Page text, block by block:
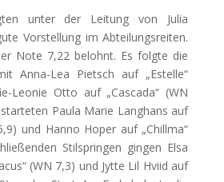
unter der Leitung von Julia
Vorstellung im Abteilungsreiten.
Note 7,22 belohnt. Es folgte die
Anna-Lea Pietsch auf „Estelle“
Leonie Otto auf „Cascada“ (WN
Paula Marie Langhans auf
und Hanno Hoper auf „Chillma“
Stilspringen gingen Elsa
(WN 7,3) und Jytte Lil Hviid auf